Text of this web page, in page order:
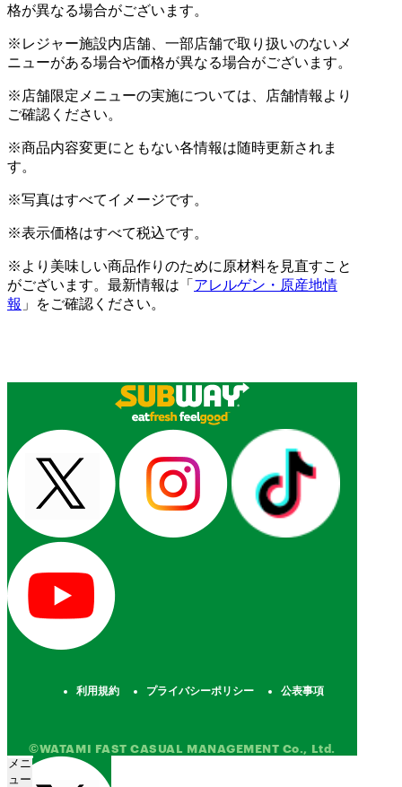
格が異なる場合がございます。
※レジャー施設内店舗、一部店舗で取り扱いのないメ
ニューがある場合や価格が異なる場合がございます。
※店舗限定メニューの実施については、店舗情報より
ご確認ください。
※商品内容変更にともない各情報は随時更新されま
す。
※写真はすべてイメージです。
※表示価格はすべて税込です。
※より美味しい商品作りのために原材料を見直すこと
がございます。最新情報は「 アレルゲン・原産地情
報 」をご確認ください。
利用規約 プライバシーポリシー 公表事項
©WATAMI FAST CASUAL MANAGEMENT Co., Ltd.
メニ
ュー